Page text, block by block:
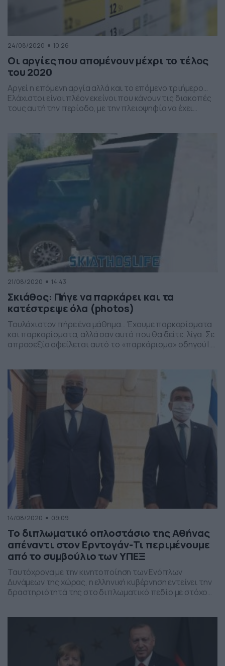
24/08/2020 10:26
Οι αργίες που απομένουν μέχρι το τέλος
του 2020
Αργεί η επόμενη αργία αλλά και το επόμενο τριήμερο…
Ελάχιστοι είναι πλέον εκείνοι που κάνουν τις διακοπές
τους αυτή την περίοδο, με την πλειοψηφία να έχει
πρέπει να περιμένουν μέχρι την Τετάρτη 28η
Οκτωβρίου του 2020, ενώ για το επόμενο τριήμερο […]
21/08/2020 14:43
Σκιάθος: Πήγε να παρκάρει και τα
κατέστρεψε όλα (photos)
Τουλάχιστον πήρε ένα μάθημα… Έχουμε παρκαρίσματα
και παρκαρίσματα, αλλά σαν αυτό που θα δείτε, λίγα. Σε
απροσεξία οφείλεται αυτό το «παρκάρισμα» οδηγού Ι.Χ
περαστικό ή στον ίδιο. Σύμφωνα με το skiathoslife, το
ατύχημα συνέβη την Πέμπτη (20/8) λίγο μετά τις […]
14/08/2020 09:09
Το διπλωματικό οπλοστάσιο της Αθήνας
απέναντι στον Ερντογάν-Τι περιμένουμε
από το συμβούλιο των ΥΠΕΞ
Ταυτόχρονα με την κινητοποίηση των Ενόπλων
Δυνάμεων της χώρας, η ελληνική κυβέρνηση εντείνει την
δραστηριότητά της στο διπλωματικό πεδίο με στόχο